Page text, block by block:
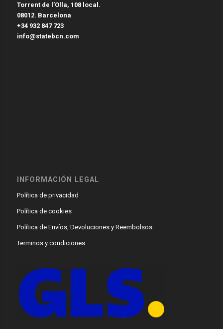
Torrent de l’Olla, 108 local.
08012. Barcelona
+34 932 847 723
info@statebcn.com
INFORMACIÓN LEGAL
Política de privacidad
Política de cookies
Política de Envíos, Devoluciones y Reembolsos
Terminos y condiciones